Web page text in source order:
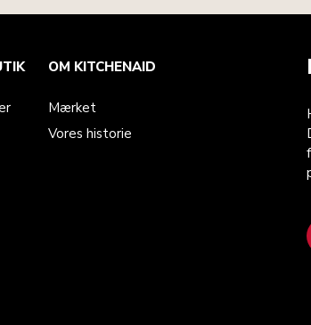
OM KITCHENAID
Mærket
Vores historie